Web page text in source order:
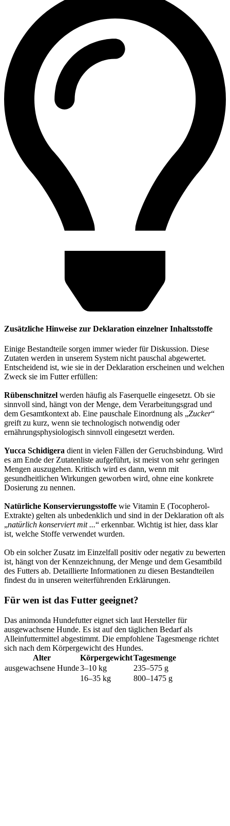
Zusätzliche Hinweise zur Deklaration einzelner Inhaltsstoffe
Einige Bestandteile sorgen immer wieder für Diskussion. Diese
Zutaten werden in unserem System nicht pauschal abgewertet.
Entscheidend ist, wie sie in der Deklaration erscheinen und welchen
Zweck sie im Futter erfüllen:
Rübenschnitzel werden häufig als Faserquelle eingesetzt. Ob sie
sinnvoll sind, hängt von der Menge, dem Verarbeitungsgrad und
dem Gesamtkontext ab. Eine pauschale Einordnung als „Zucker“
greift zu kurz, wenn sie technologisch notwendig oder
ernährungsphysiologisch sinnvoll eingesetzt werden.
Yucca Schidigera dient in vielen Fällen der Geruchsbindung. Wird
es am Ende der Zutatenliste aufgeführt, ist meist von sehr geringen
Mengen auszugehen. Kritisch wird es dann, wenn mit
gesundheitlichen Wirkungen geworben wird, ohne eine konkrete
Dosierung zu nennen.
Natürliche Konservierungsstoffe wie Vitamin E (Tocopherol-
Extrakte) gelten als unbedenklich und sind in der Deklaration oft als
„natürlich konserviert mit ...“ erkennbar. Wichtig ist hier, dass klar
ist, welche Stoffe verwendet wurden.
Ob ein solcher Zusatz im Einzelfall positiv oder negativ zu bewerten
ist, hängt von der Kennzeichnung, der Menge und dem Gesamtbild
des Futters ab. Detaillierte Informationen zu diesen Bestandteilen
findest du in unseren weiterführenden Erklärungen.
Für wen ist das Futter geeignet?
Das animonda Hundefutter eignet sich laut Hersteller für
ausgewachsene Hunde. Es ist auf den täglichen Bedarf als
Alleinfuttermittel abgestimmt. Die empfohlene Tagesmenge richtet
sich nach dem Körpergewicht des Hundes.
Alter
KörpergewichtTagesmenge
ausgewachsene Hunde3–10 kg
235–575 g
16–35 kg
800–1475 g